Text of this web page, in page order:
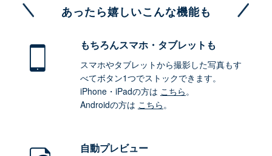
あったら嬉しいこんな機能も
もちろんスマホ・タブレットも
スマホやタブレットから撮影した写真もす
べてボタン1つでストックできます。
iPhone・iPadの方は こちら。
Androidの方は こちら。
自動プレビュー